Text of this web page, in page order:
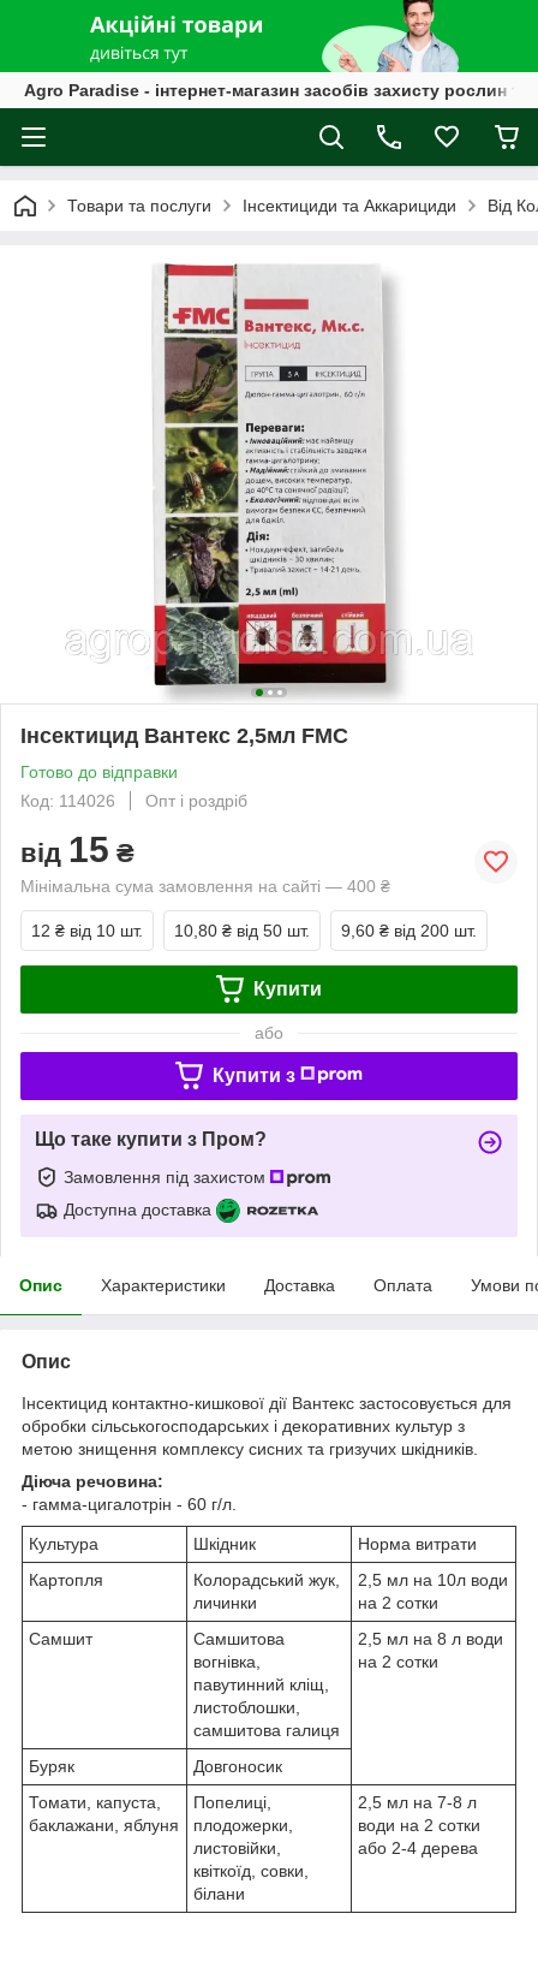
Agro Paradise - інтернет-магазин засобів захисту рослин
Товари та послуги Інсектициди та Аккарициди Від
Інсектицид Вантекс 2,5мл FMC
Готово до відправки
Код: 114026
Опт і роздріб
від 15 ₴
Мінімальна сума замовлення на сайті — 400 ₴
12 ₴ від 10 шт. 10,80 ₴ від 50 шт. 9,60 ₴ від 200 шт.
Купити
або
Купити з
Що таке купити з Пром?
Замовлення під захистом
Доступна доставка
Опис Характеристики Доставка Оплата Умови
Опис
Інсектицид контактно-кишкової дії Вантекс застосовується для
обробки сільськогосподарських і декоративних культур з
метою знищення комплексу сисних та гризучих шкідників.
Діюча речовина:
- гамма-цигалотрін - 60 г/л.
Культура Шкідник
Норма витрати
Картопля
Колорадський жук,
личинки
2,5 мл на 10л води
на 2 сотки
Самшит
Самшитова
вогнівка,
павутинний кліщ,
листоблошки,
самшитова галиця
2,5 мл на 8 л води
на 2 сотки
Буряк
Довгоносик
Томати, капуста,
баклажани, яблуня
Попелиці,
плодожерки,
листовійки,
квіткоїд, совки,
білани
2,5 мл на 7-8 л
води на 2 сотки
або 2-4 дерева